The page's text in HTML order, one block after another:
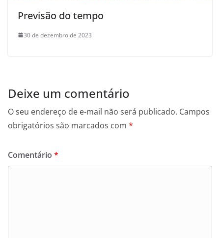
Previsão do tempo
30 de dezembro de 2023
Deixe um comentário
O seu endereço de e-mail não será publicado. Campos
obrigatórios são marcados com *
Comentário *